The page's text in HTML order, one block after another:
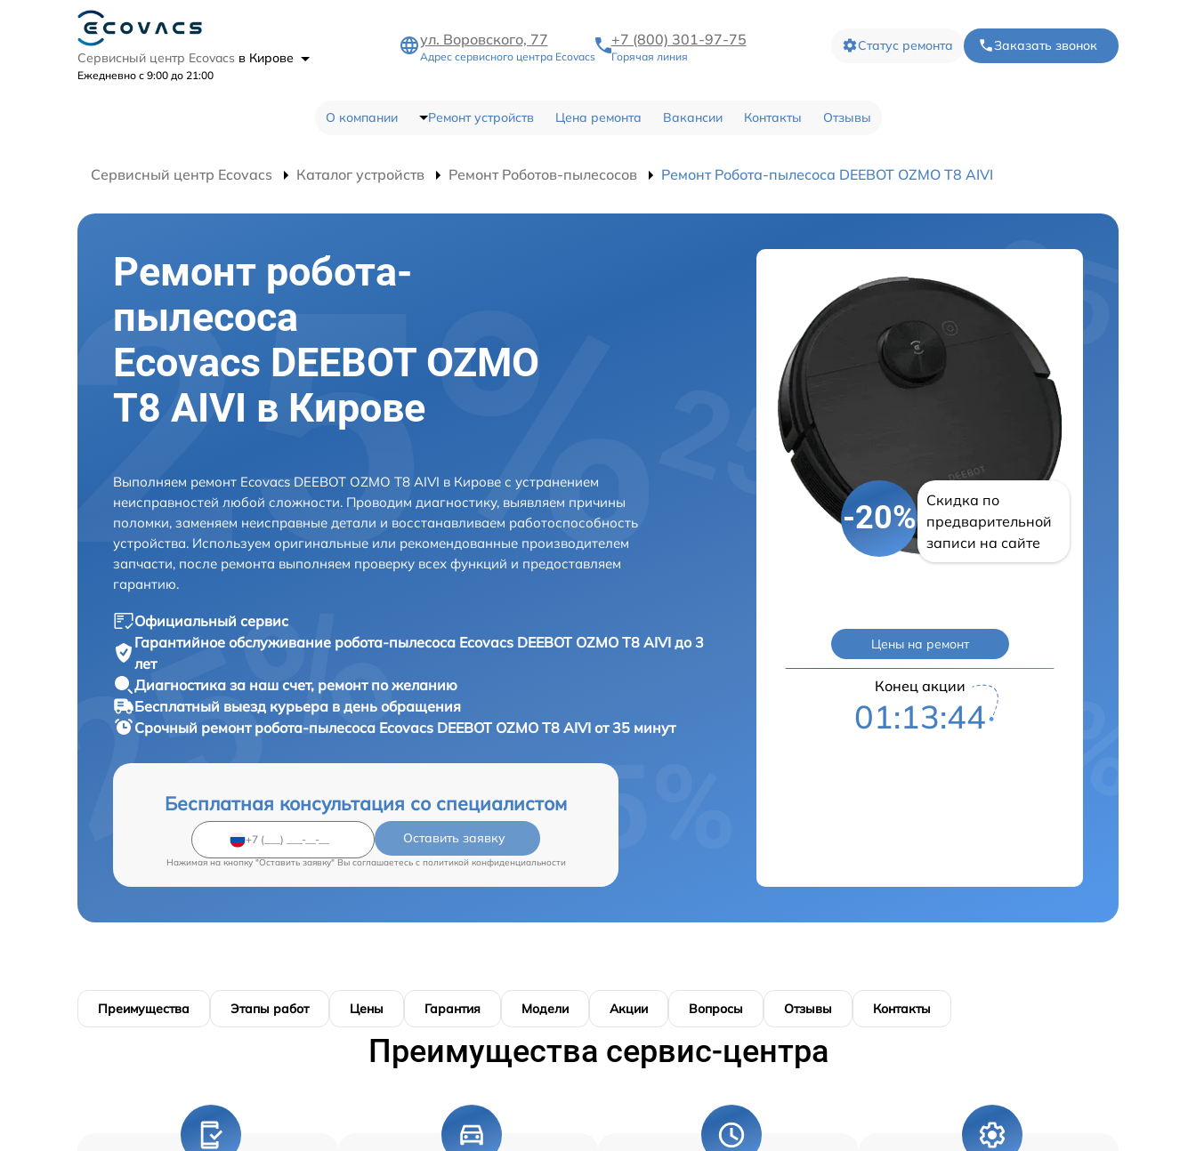
Сервисный центр Ecovacs в Кирове
Ежедневно с 9:00 до 21:00
ул. Воровского, 77
Адрес сервисного центра Ecovacs
+7 (800) 301-97-75
Горячая линия
Статус ремонта Заказать звонок
О компании Ремонт устройств Цена ремонта Вакансии Контакты Отзывы
Сервисный центр Ecovacs Каталог устройств Ремонт Роботов-пылесосов Ремонт Робота-пылесоса DEEBOT OZMO T8 AIVI
Ремонт робота-
пылесоса
Ecovacs DEEBOT OZMO
T8 AIVI в Кирове
Выполняем ремонт Ecovacs DEEBOT OZMO T8 AIVI в Кирове с устранением
неисправностей любой сложности. Проводим диагностику, выявляем причины
поломки, заменяем неисправные детали и восстанавливаем работоспособность
устройства. Используем оригинальные или рекомендованные производителем
запчасти, после ремонта выполняем проверку всех функций и предоставляем
гарантию.
Официальный сервис
Гарантийное обслуживание робота-пылесоса Ecovacs DEEBOT OZMO T8 AIVI до 3
лет
Диагностика за наш счет, ремонт по желанию
Бесплатный выезд курьера в день обращения
Срочный ремонт робота-пылесоса Ecovacs DEEBOT OZMO T8 AIVI от 35 минут
Бесплатная консультация со специалистом
Оставить заявку
Нажимая на кнопку "Оставить заявку" Вы соглашаетесь c политикой конфиденциальности
-20%
Скидка по
предварительной
записи на сайте
Цены на ремонт
Конец акции
01:13:43
Преимущества Этапы работ Цены Гарантия Модели Акции Вопросы Отзывы Контакты
Преимущества сервис-центра